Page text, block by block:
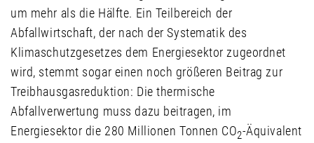
um mehr als die Hälfte. Ein Teilbereich der
Abfallwirtschaft, der nach der Systematik des
Klimaschutzgesetzes dem Energiesektor zugeordnet
wird, stemmt sogar einen noch größeren Beitrag zur
Treibhausgasreduktion: Die thermische
Abfallverwertung muss dazu beitragen, im
Energiesektor die 280 Millionen Tonnen CO2-Äquivalent